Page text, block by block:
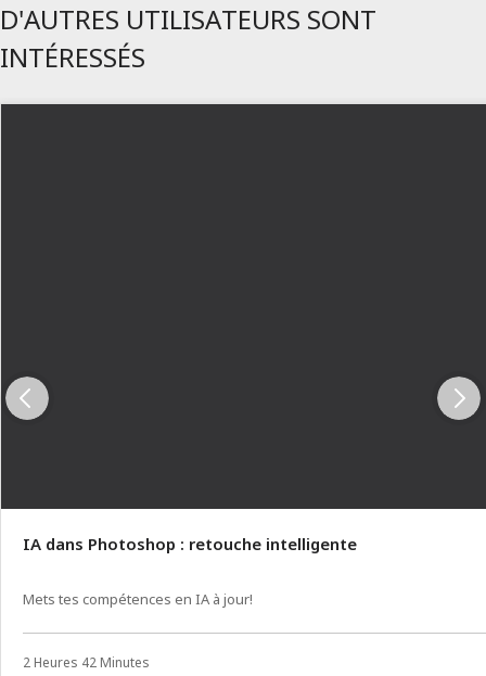
D'AUTRES UTILISATEURS SONT
INTÉRESSÉS
IA dans Photoshop : retouche intelligente
Mets tes compétences en IA à jour!
2 Heures 42 Minutes